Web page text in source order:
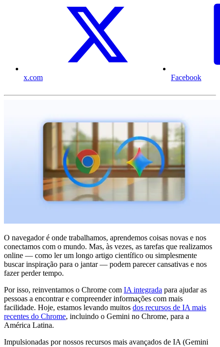
x.com Facebook
O navegador é onde trabalhamos, aprendemos coisas novas e nos
conectamos com o mundo. Mas, às vezes, as tarefas que realizamos
online — como ler um longo artigo científico ou simplesmente
buscar inspiração para o jantar — podem parecer cansativas e nos
fazer perder tempo.
Por isso, reinventamos o Chrome com IA integrada para ajudar as
pessoas a encontrar e compreender informações com mais
facilidade. Hoje, estamos levando muitos dos recursos de IA mais
recentes do Chrome, incluindo o Gemini no Chrome, para a
América Latina.
Impulsionadas por nossos recursos mais avançados de IA (Gemini